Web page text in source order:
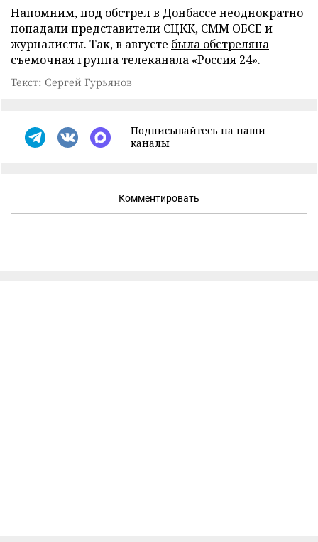
Напомним, под обстрел в Донбассе неоднократно
попадали представители СЦКК, СММ ОБСЕ и
журналисты. Так, в августе была обстреляна
съемочная группа телеканала «Россия 24».
Текст: Сергей Гурьянов
Подписывайтесь на наши
каналы
Комментировать